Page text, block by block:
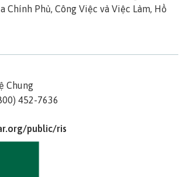
Chính Phủ, Công Việc và Việc Làm, Hồ
Chung
452-7636
public/ris